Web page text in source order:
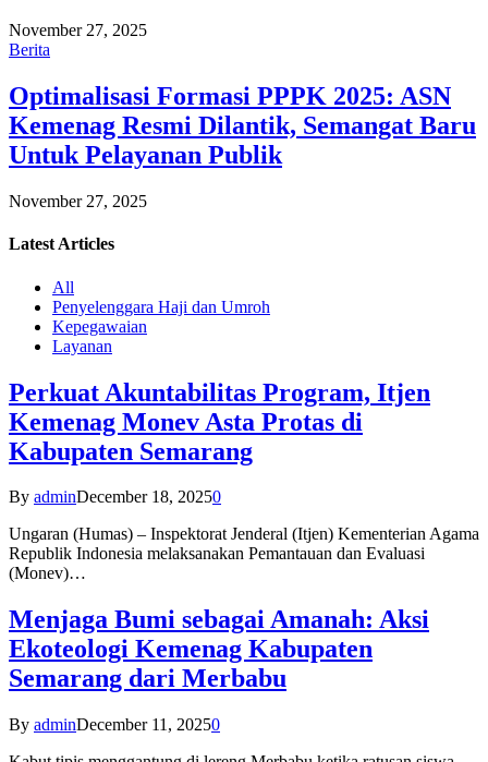
November 27, 2025
Berita
Optimalisasi Formasi PPPK 2025: ASN
Kemenag Resmi Dilantik, Semangat Baru
Untuk Pelayanan Publik
November 27, 2025
Latest Articles
All
Penyelenggara Haji dan Umroh
Kepegawaian
Layanan
Perkuat Akuntabilitas Program, Itjen
Kemenag Monev Asta Protas di
Kabupaten Semarang
By adminDecember 18, 20250
Ungaran (Humas) – Inspektorat Jenderal (Itjen) Kementerian Agama
Republik Indonesia melaksanakan Pemantauan dan Evaluasi
(Monev)…
Menjaga Bumi sebagai Amanah: Aksi
Ekoteologi Kemenag Kabupaten
Semarang dari Merbabu
By adminDecember 11, 20250